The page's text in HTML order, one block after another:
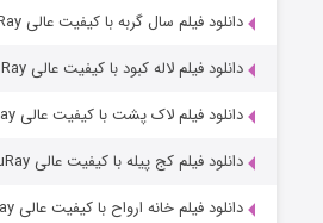
قسمت۷ (زیرنویس)
دانلود فیلم سال گربه با کیفیت عالی BluRay
دانلود فیلم لاله کبود با کیفیت عالی BluRay
دانلود فیلم لاک پشت با کیفیت عالی BluRay
دانلود فیلم کج‌ پیله با کیفیت عالی BluRay
دانلود فیلم خانه ارواح با کیفیت عالی BluRay